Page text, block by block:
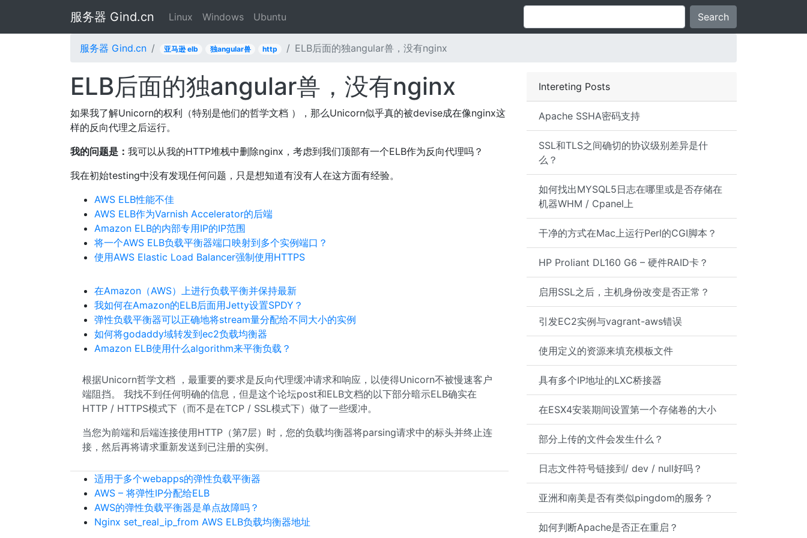
服务器 Gind.cn Linux Windows Ubuntu Search
服务器 Gind.cn 亚马逊 elb 独angular兽 http ELB后面的独angular兽，没有nginx
Intereting Posts
Apache SSHA密码支持
SSL和TLS之间确切的协议级别差异是什
么？
如何找出MYSQL5日志在哪里或是否存储在
机器WHM / Cpanel上
干净的方式在Mac上运行Perl的CGI脚本？
HP Proliant DL160 G6 – 硬件RAID卡？
启用S​​SL之后，主机身份改变是否正常？
引发EC2实例与vagrant-aws错误
使用定义的资源来填充模板文件
具有多个IP地址的LXC桥接器
在ESX4安装期间设置第一个存储卷的大小
部分上传的文件会发生什么？
日志文件符号链接到/ dev / null好吗？
亚洲和南美是否有类似pingdom的服务？
如何判断Apache是​​否正在重启？
ELB后面的独angular兽，没有nginx
如果我了解Unicorn的权利（特别是他们的哲学文档 ），那么Unicorn似乎真的被devise成在像nginx这
样的反向代理之后运行。
我的问题是： 我可以从我的HTTP堆栈中删除nginx，考虑到我们顶部有一个ELB作为反向代理吗？
我在初始testing中没有发现任何问题，只是想知道有没有人在这方面有经验。
AWS ELB性能不佳
AWS ELB作为Varnish Accelerator的后端
Amazon ELB的内部专用IP的IP范围
将一个AWS ELB负载平衡器端口映射到多个实例端口？
使用AWS Elastic Load Balancer强制使用HTTPS
在Amazon（AWS）上进行负载平衡并保持最新
我如何在Amazon的ELB后面用Jetty设置SPDY？
弹性负载平衡器可以正确地将stream量分配给不同大小的实例
如何将godaddy域转发到ec2负载均衡器
Amazon ELB使用什么algorithm来平衡负载？
根据Unicorn哲学文档 ，最重要的要求是反向代理缓冲请求和响应，以使得Unicorn不被慢速客户
端阻挡。 我找不到任何明确的信息，但是这个论坛post和ELB文档的以下部分暗示ELB确实在
HTTP / HTTPS模式下（而不是在TCP / SSL模式下）做了一些缓冲。
当您为前端和后端连接使用HTTP（第7层）时，您的负载均衡器将parsing请求中的标头并终止连
接，然后再将请求重新发送到已注册的实例。
适用于多个webapps的弹性负载平衡器
AWS – 将弹性IP分配给ELB
AWS的弹性负载平衡器是单点故障吗？
Nginx set_real_ip_from AWS ELB负载均衡器地址